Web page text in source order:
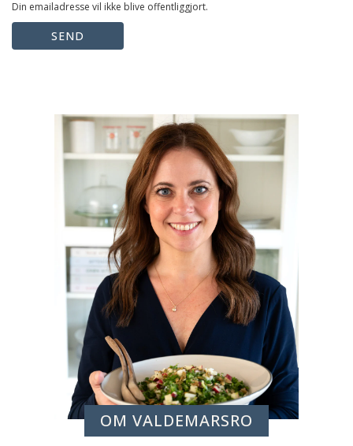
Din emailadresse vil ikke blive offentliggjort.
SEND
OM VALDEMARSRO